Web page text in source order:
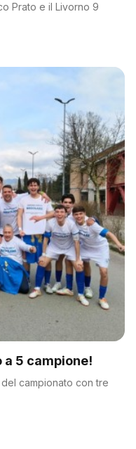
Prato e il Livorno 9
a 5 campione!
campionato con tre